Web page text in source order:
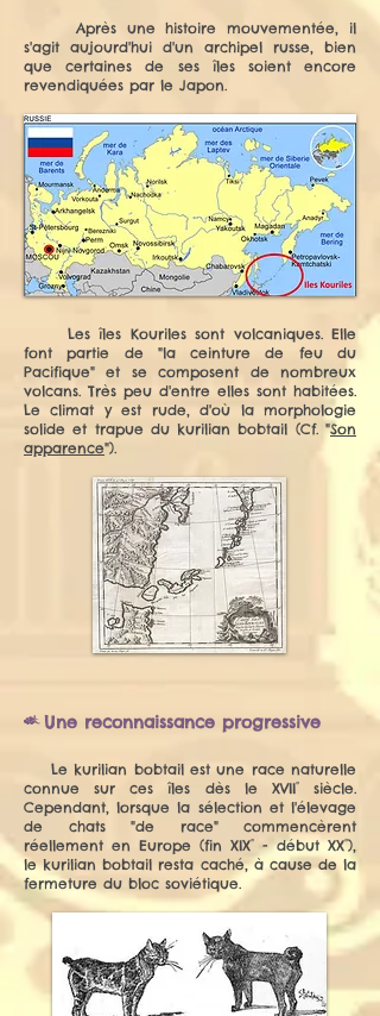
Après une histoire mouvementée, il
s'agit aujourd'hui d'un archipel russe, bien
que certaines de ses îles soient encore
revendiquées par le Japon.
Les îles Kouriles sont volcaniques. Elle
font partie de "la ceinture de feu du
Pacifique" et se composent de nombreux
volcans. Très peu d'entre elles sont habitées.
Le climat y est rude, d'où la morphologie
solide et trapue du kurilian bobtail (Cf. "Son
apparence").
-Une reconnaissance progressive
Le kurilian bobtail est une race naturelle
connue sur ces îles dès le XVII° siècle.
Cependant, lorsque la sélection et l'élevage
de chats "de race" commencèrent
réellement en Europe (fin XIX° - début XX°),
le kurilian bobtail resta caché, à cause de la
fermeture du bloc soviétique.